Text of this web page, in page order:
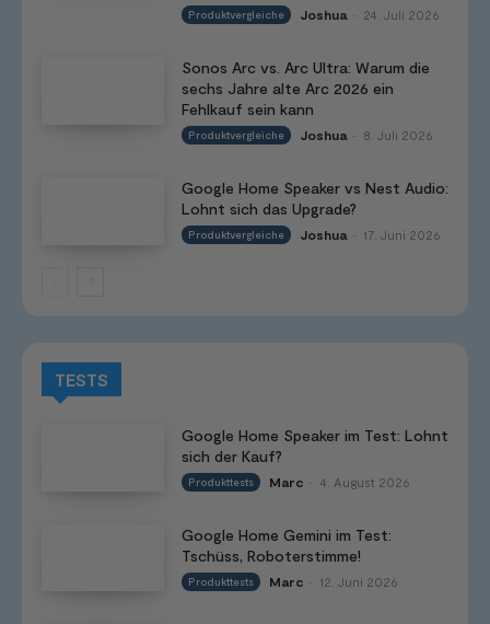
Produktvergleiche Joshua 24. Juli 2026
Sonos Arc vs. Arc Ultra: Warum die
sechs Jahre alte Arc 2026 ein
Fehlkauf sein kann
Produktvergleiche Joshua 8. Juli 2026
Google Home Speaker vs Nest Audio:
Lohnt sich das Upgrade?
Produktvergleiche Joshua 17. Juni 2026
TESTS
Google Home Speaker im Test: Lohnt
sich der Kauf?
Produkttests Marc 4. August 2026
Google Home Gemini im Test:
Tschüss, Roboterstimme!
Produkttests Marc 12. Juni 2026